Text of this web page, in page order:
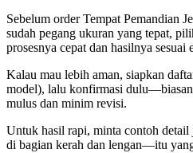
Sebelum order Tempat Pemandian
sudah pegang ukuran yang tepat,
prosesnya cepat dan hasilnya sesuai
Kalau mau lebih aman, siapkan
model), lalu konfirmasi
mulus dan minim revisi.
Untuk hasil rapi, minta contoh
di bagian kerah dan lengan—itu